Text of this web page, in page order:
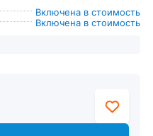
Включена в стоимость
Включена в стоимость